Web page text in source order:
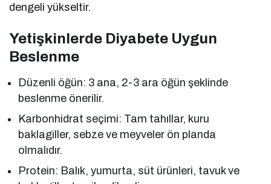
dengeli yükseltir.
Yetişkinlerde Diyabete Uygun
Beslenme
Düzenli öğün: 3 ana, 2-3 ara öğün şeklinde
beslenme önerilir.
Karbonhidrat seçimi: Tam tahıllar, kuru
baklagiller, sebze ve meyveler ön planda
olmalıdır.
Protein: Balık, yumurta, süt ürünleri, tavuk ve